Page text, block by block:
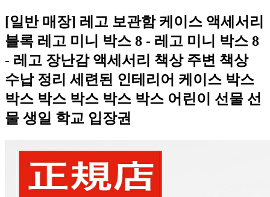
[일반 매장] 레고 보관함 케이스 액세서리
블록 레고 미니 박스 8 - 레고 미니 박스 8
- 레고 장난감 액세서리 책상 주변 책상
수납 정리 세련된 인테리어 케이스 박스
박스 박스 박스 박스 박스 어린이 선물 선
물 생일 학교 입장권